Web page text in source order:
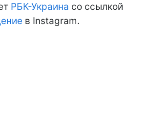
РБК-Украина со ссылкой
в Instagram.